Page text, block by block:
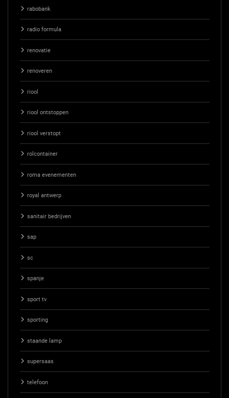
rabobank
radio formula
renovatie
renoveren
riool
riool ontstoppen
riool verstopt
rolcontainer
roma evenementen
royal antwerp
sanitair bedrijven
sap
sc
spanje
sport tv
sporting
staande lamp
supersaas
telefoon